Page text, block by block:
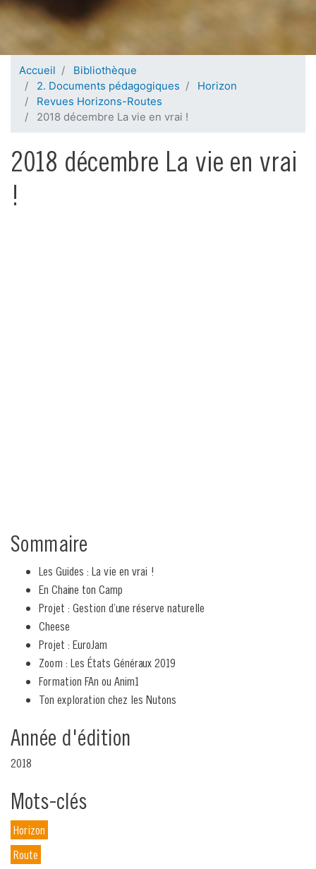
Accueil
Bibliothèque
2. Documents pédagogiques
Horizon
Revues Horizons-Routes
2018 décembre La vie en vrai !
2018 décembre La vie en vrai
!
Sommaire
Les Guides : La vie en vrai !
En Chaine ton Camp
Projet : Gestion d’une réserve naturelle
Cheese
Projet : EuroJam
Zoom : Les États Généraux 2019
Formation FAn ou Anim1
Ton exploration chez les Nutons
Année d'édition
2018
Mots-clés
Horizon
Route